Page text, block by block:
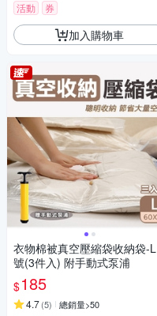
活動 券
加入購物車
衣物棉被真空壓縮袋收納袋-L
號(3件入) 附手動式泵浦
$185
4.7(5) 總銷量>50